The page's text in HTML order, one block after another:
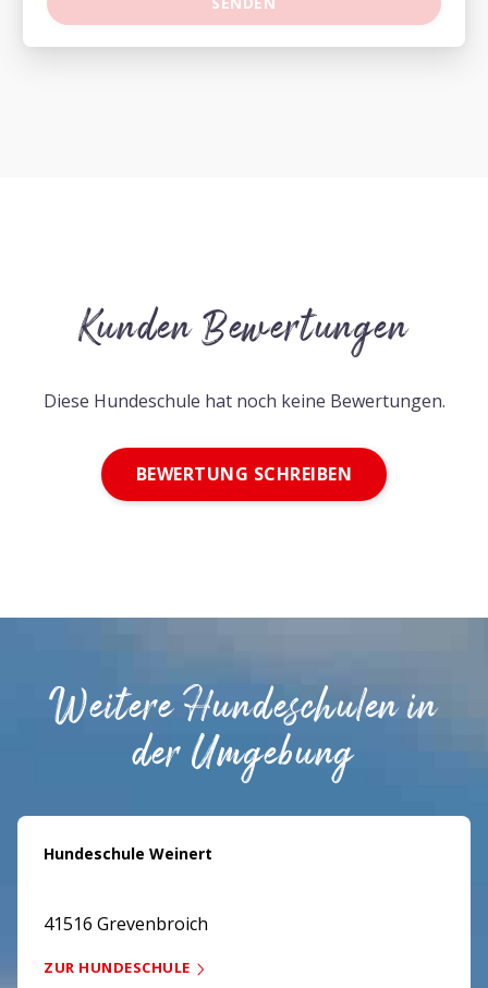
Kunden Bewertungen
Diese Hundeschule hat noch keine Bewertungen.
BEWERTUNG SCHREIBEN
Weitere Hundeschulen in
der Umgebung
Hundeschule Weinert
41516 Grevenbroich
ZUR HUNDESCHULE